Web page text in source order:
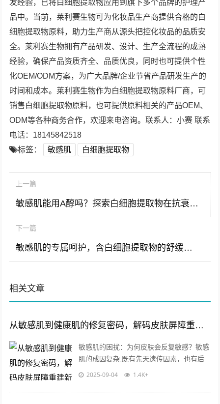
发经验，已将白细胞提取物应用到旗下多个品牌的护理产
品中。当前，莱利赛生物可为化妆品生产商提供合格的白
细胞提取物原料，助力生产商从源头把控化妆品的品质安
全。莱利赛生物拥有产品研发、设计、生产全流程的成熟
经验，确保产品资质齐全、品质优良，同时也可提供个性
化OEM/ODM方案，为广大品牌/企业节省产品研发生产的
时间和成本。莱利赛生物作为白细胞提取物原料厂商，可
销售白细胞提取物原料，也可提供原料相关的产品OEM、
ODM等各种商务合作，欢迎来电咨询。联系人：小赛 联系
电话：18145842518
标签：
敏感肌 白细胞提取物
上一篇
敏感肌能用A醇吗？探索白细胞提取物在抗衰护肤中的协同作用
下一篇
敏感肌的专属呵护，含白细胞提取物的舒缓气垫研发与原料解析
相关文章
从敏感肌到健康肌的修复密码，解码皮肤屏障重建新思路
敏感肌的困扰：为何皮肤会反复敏感？敏感
肌的成因复杂,既有先天遗传因素，也有后
天环境刺激的影响，当皮肤屏障受损时，外
2025-09-04 1.4K+